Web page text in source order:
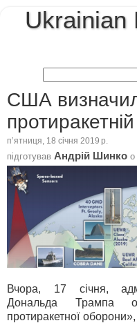
Ukrainian
США
пʼятниця, 18 січня 2019 р.
підготував Андрій Шинко о
Вчора, 17 січня,
Дональда Трампа
протиракетної оборони»,